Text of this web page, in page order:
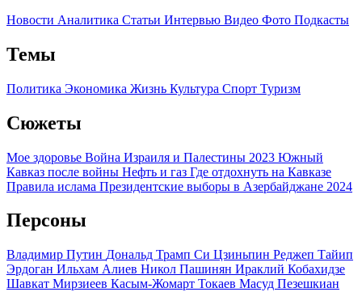
Новости Аналитика Статьи Интервью Видео Фото Подкасты
Темы
Политика Экономика Жизнь Культура Спорт Туризм
Сюжеты
Мое здоровье Война Израиля и Палестины 2023 Южный
Кавказ после войны Нефть и газ Где отдохнуть на Кавказе
Правила ислама Президентские выборы в Азербайджане 2024
Персоны
Владимир Путин Дональд Трамп Си Цзиньпин Реджеп Тайип
Эрдоган Ильхам Алиев Никол Пашинян Ираклий Кобахидзе
Шавкат Мирзиеев Касым-Жомарт Токаев Масуд Пезешкиан